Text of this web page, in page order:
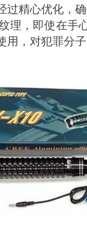
精心优化，
理，即使在
，对犯罪分子